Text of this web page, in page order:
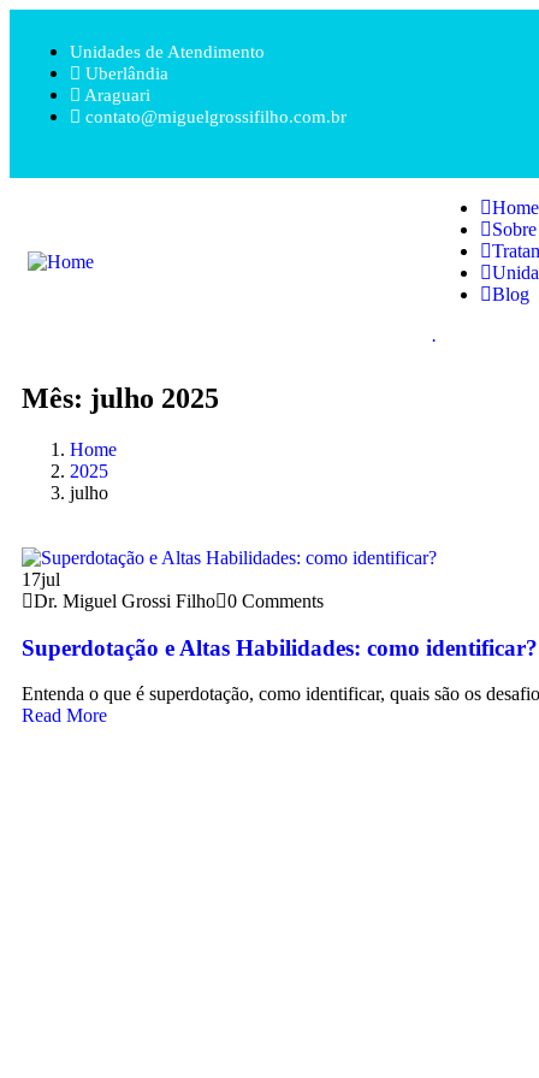
Unidades de Atendimento
Uberlândia
Araguari
contato@miguelgrossifilho.com.br
Home
Blog
.
Mês: julho 2025
Home
2025
julho
17jul
Dr. Miguel Grossi Filho 0 Comments
Superdotação e Altas Habilidades: como identificar?
Entenda o que é superdotação, como identificar, quais são os
Read More